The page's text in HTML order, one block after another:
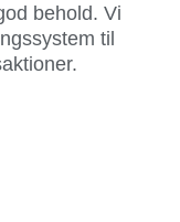
behold. Vi
til